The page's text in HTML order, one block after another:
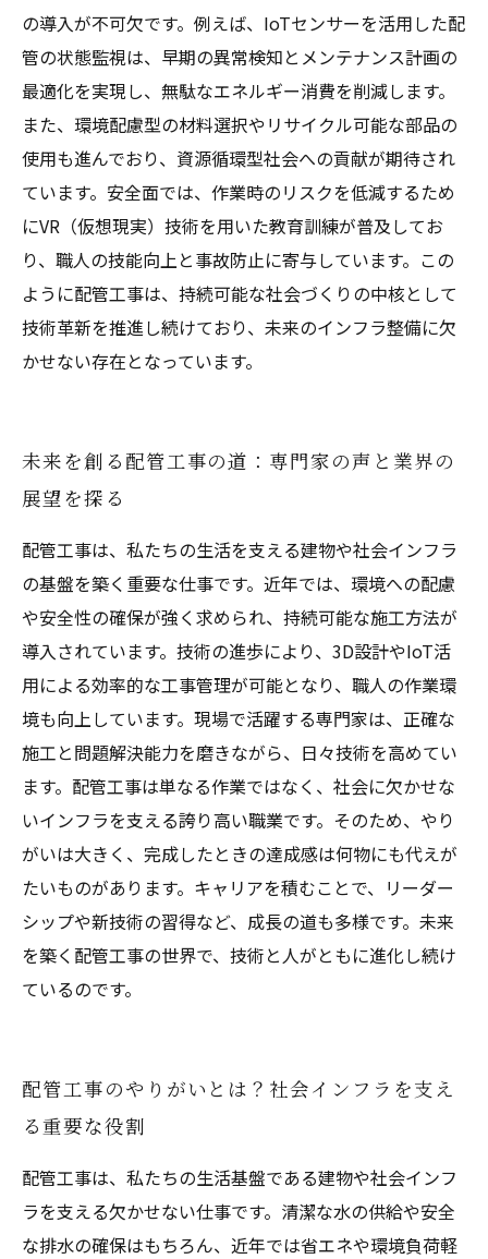
の導入が不可欠です。例えば、IoTセンサーを活用した配
管の状態監視は、早期の異常検知とメンテナンス計画の
最適化を実現し、無駄なエネルギー消費を削減します。
また、環境配慮型の材料選択やリサイクル可能な部品の
使用も進んでおり、資源循環型社会への貢献が期待され
ています。安全面では、作業時のリスクを低減するため
にVR（仮想現実）技術を用いた教育訓練が普及してお
り、職人の技能向上と事故防止に寄与しています。この
ように配管工事は、持続可能な社会づくりの中核として
技術革新を推進し続けており、未来のインフラ整備に欠
かせない存在となっています。
未来を創る配管工事の道：専門家の声と業界の
展望を探る
配管工事は、私たちの生活を支える建物や社会インフラ
の基盤を築く重要な仕事です。近年では、環境への配慮
や安全性の確保が強く求められ、持続可能な施工方法が
導入されています。技術の進歩により、3D設計やIoT活
用による効率的な工事管理が可能となり、職人の作業環
境も向上しています。現場で活躍する専門家は、正確な
施工と問題解決能力を磨きながら、日々技術を高めてい
ます。配管工事は単なる作業ではなく、社会に欠かせな
いインフラを支える誇り高い職業です。そのため、やり
がいは大きく、完成したときの達成感は何物にも代えが
たいものがあります。キャリアを積むことで、リーダー
シップや新技術の習得など、成長の道も多様です。未来
を築く配管工事の世界で、技術と人がともに進化し続け
ているのです。
配管工事のやりがいとは？社会インフラを支え
る重要な役割
配管工事は、私たちの生活基盤である建物や社会インフ
ラを支える欠かせない仕事です。清潔な水の供給や安全
な排水の確保はもちろん、近年では省エネや環境負荷軽